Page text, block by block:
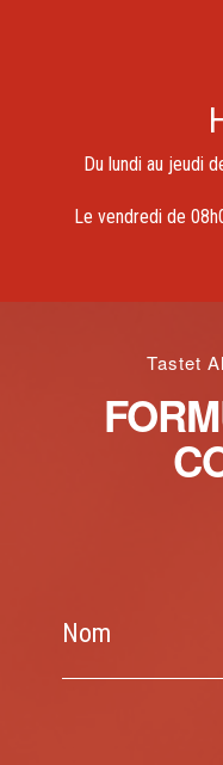
Du lundi au jeudi
Le vendredi de
Tastet
Nom